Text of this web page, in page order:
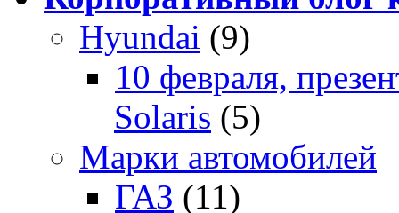
Hyundai (9)
10 февраля,
Solaris (5)
Марки автомобилей
ГАЗ (11)